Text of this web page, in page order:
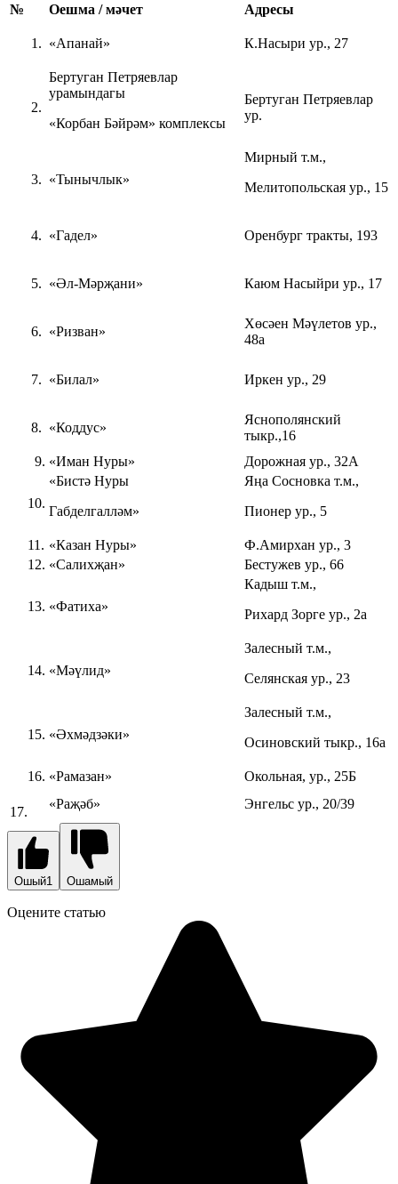
№ Оешма / мәчет Адресы
«Апанай» К.Насыри ур., 27
Бертуган Петряевлар
урамындагы
«Корбан Бәйрәм» комплексы
Бертуган Петряевлар
ур.
«Тынычлык»
Мирный т.м.,
Мелитопольская ур., 15
«Гадел» Оренбург тракты, 193
«Әл-Мәрҗани» Каюм Насыйри ур., 17
«Ризван»
Хөсәен Мәүлетов ур.,
48а
«Билал» Иркен ур., 29
«Коддус»
Яснополянский
тыкр.,16
9. «Иман Нуры» Дорожная ур., 32А
10.
«Бистә Нуры
Габделгалләм»
Яңа Сосновка т.м.,
Пионер ур., 5
11. «Казан Нуры»
Ф.Амирхан ур., 3
12. «Салихҗан» Бестужев ур., 66
13. «Фатиха»
Кадыш т.м.,
Рихард Зорге ур., 2а
14. «Мәүлид»
Залесный т.м.,
Селянская ур., 23
15. «Әхмәдзәки»
Залесный т.м.,
Осиновский тыкр., 16а
16. «Рамазан» Окольная, ур., 25Б
17.
«Раҗәб» Энгельс ур., 20/39
Ошый1 Ошамый
Оцените статью